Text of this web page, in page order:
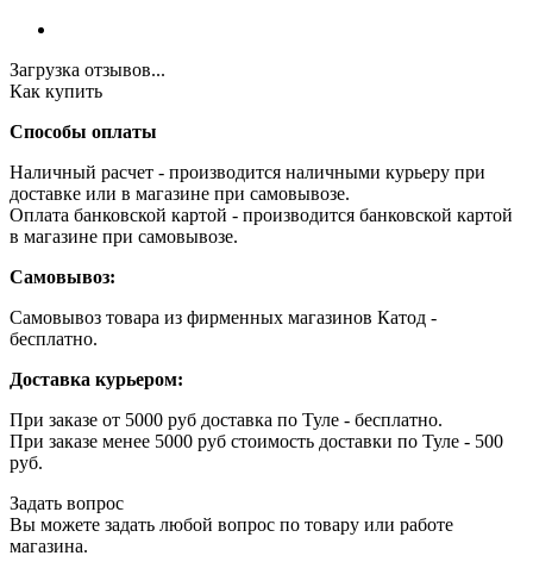
Загрузка отзывов...
Как купить
Способы оплаты
Наличный расчет - производится наличными курьеру при
доставке или в магазине при самовывозе.
Оплата банковской картой - производится банковской картой
в магазине при самовывозе.
Самовывоз:
Самовывоз товара из фирменных магазинов Катод -
бесплатно.
Доставка курьером:
При заказе от 5000 руб доставка по Туле - бесплатно.
При заказе менее 5000 руб стоимость доставки по Туле - 500
руб.
Задать вопрос
Вы можете задать любой вопрос по товару или работе
магазина.